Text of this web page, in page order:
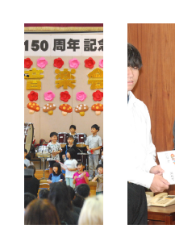
今年で９回
目となる「萱
アートコンペ
２０２４」が
10月６日か
ら開催され
た。初日の６
日にはＲＡＵ
Ｍ戸倉宿（坂
戸
山
泉
2024
月17日
「上山
物語」
回 戦